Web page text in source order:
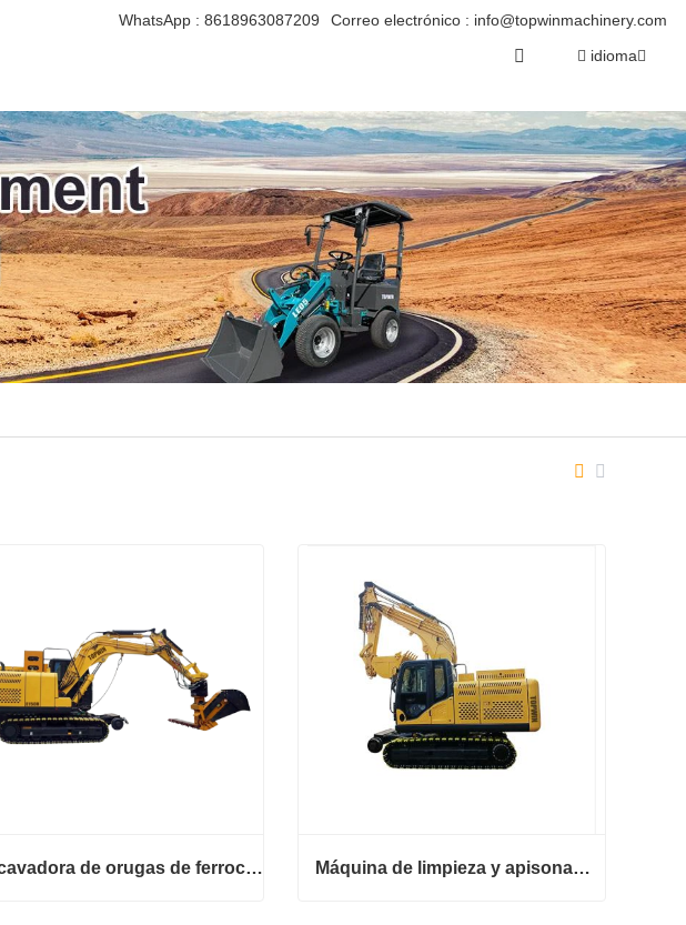
WhatsApp : 8618963087209 Correo electrónico : info@topwinmachinery.com
idioma
Excavadora de orugas de ferrocarril con cambiador de traviesas Máquina de limpieza y apisonamiento de lastre para excavadoras de productos ferroviarios